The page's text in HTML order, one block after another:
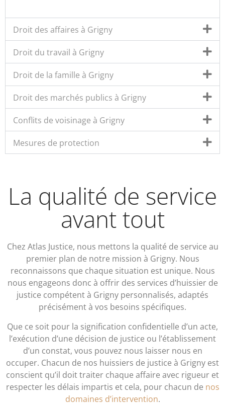
Droit des affaires à Grigny
Droit du travail à Grigny
Droit de la famille à Grigny
Droit des marchés publics à Grigny
Conflits de voisinage à Grigny
Mesures de protection
La qualité de service
avant tout
Chez Atlas Justice, nous mettons la qualité de service au
premier plan de notre mission à Grigny. Nous
reconnaissons que chaque situation est unique. Nous
nous engageons donc à offrir des services d’huissier de
justice compétent à Grigny personnalisés, adaptés
précisément à vos besoins spécifiques.
Que ce soit pour la signification confidentielle d’un acte,
l’exécution d’une décision de justice ou l’établissement
d’un constat, vous pouvez nous laisser nous en
occuper. Chacun de nos huissiers de justice à Grigny est
conscient qu’il doit traiter chaque affaire avec rigueur et
respecter les délais impartis et cela, pour chacun de nos
domaines d’intervention.